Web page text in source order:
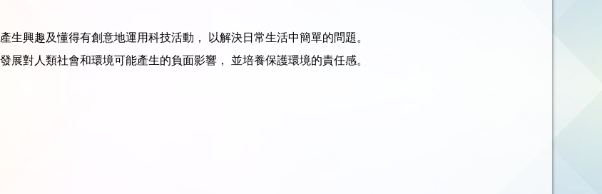
生興趣及懂得有創意地運用科技活動， 以解決日常生活中簡單的問題。
展對人類社會和環境可能產生的負面影響， 並培養保護環境的責任感。